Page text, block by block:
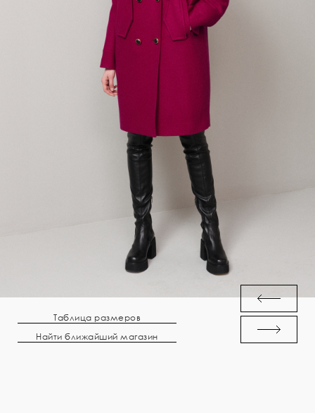
Таблица размеров
Найти ближайший магазин